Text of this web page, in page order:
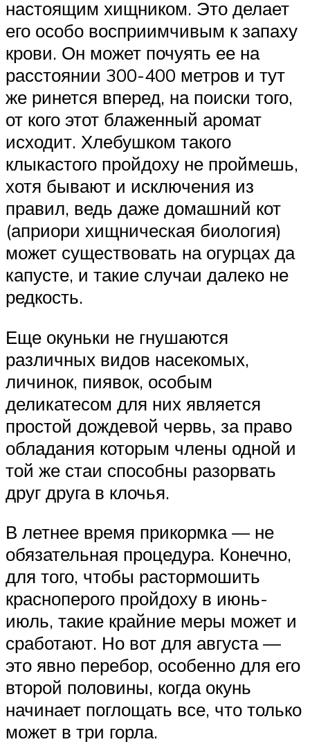
настоящим хищником. Это делает
его особо восприимчивым к запаху
крови. Он может почуять ее на
расстоянии 300-400 метров и тут
же ринется вперед, на поиски того,
от кого этот блаженный аромат
исходит. Хлебушком такого
клыкастого пройдоху не проймешь,
хотя бывают и исключения из
правил, ведь даже домашний кот
(априори хищническая биология)
может существовать на огурцах да
капусте, и такие случаи далеко не
редкость.
Еще окуньки не гнушаются
различных видов насекомых,
личинок, пиявок, особым
деликатесом для них является
простой дождевой червь, за право
обладания которым члены одной и
той же стаи способны разорвать
друг друга в клочья.
В летнее время прикормка — не
обязательная процедура. Конечно,
для того, чтобы растормошить
красноперого пройдоху в июнь-
июль, такие крайние меры может и
сработают. Но вот для августа —
это явно перебор, особенно для его
второй половины, когда окунь
начинает поглощать все, что только
может в три горла.